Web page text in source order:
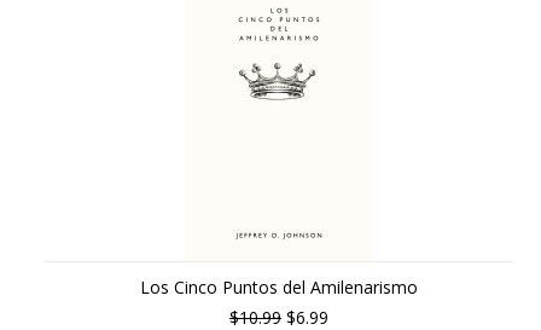
Los Cinco Puntos del Amilenarismo
$10.99 $6.99